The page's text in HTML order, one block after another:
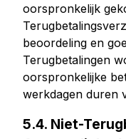
oorspronkelijk
beoordeling en
Terugbetalingen
oorspronkelijke
werkdagen duren
5.4. Niet-